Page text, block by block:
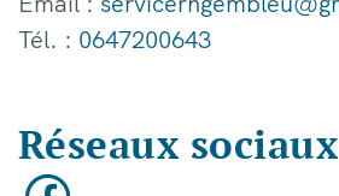
Tél. : 0647200643
Réseaux sociaux